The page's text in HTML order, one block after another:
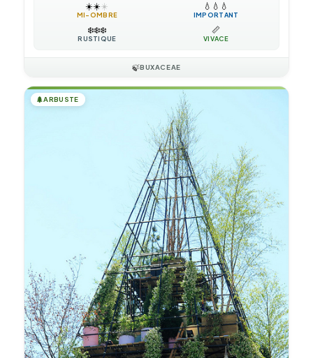
☀️☀️☀️
MI-OMBRE
💧 💧 💧
IMPORTANT
❄️❄️❄️
RUSTIQUE
📏
VIVACE
🍃BUXACEAE
🌲ARBUSTE